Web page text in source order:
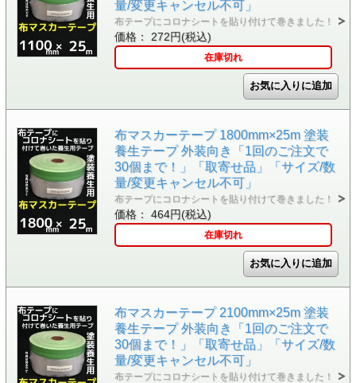
量/変更キャンセル不可」
布テープにコロナシートを貼り付けて巻きました！
価格： 272円(税込)
在庫切れ
布マスカーテープ 1800mm×25m 塗装
養生テープ 外装向き「1回のご注文で
30個まで！」「取寄せ品」「サイズ/数
量/変更キャンセル不可」
布テープにコロナシートを貼り付けて巻きました！
価格： 464円(税込)
在庫切れ
布マスカーテープ 2100mm×25m 塗装
養生テープ 外装向き「1回のご注文で
30個まで！」「取寄せ品」「サイズ/数
量/変更キャンセル不可」
布テープにコロナシートを貼り付けて巻きました！